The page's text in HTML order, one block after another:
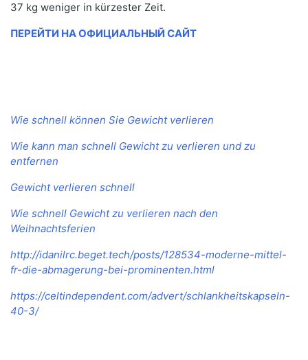
37 kg weniger in kürzester Zeit.
ПЕРЕЙТИ НА ОФИЦИАЛЬНЫЙ САЙТ
Wie schnell können Sie Gewicht verlieren
Wie kann man schnell Gewicht zu verlieren und zu
entfernen
Gewicht verlieren schnell
Wie schnell Gewicht zu verlieren nach den
Weihnachtsferien
http://idanilrc.beget.tech/posts/128534-moderne-mittel-
fr-die-abmagerung-bei-prominenten.html
https://celtindependent.com/advert/schlankheitskapseln-
40-3/